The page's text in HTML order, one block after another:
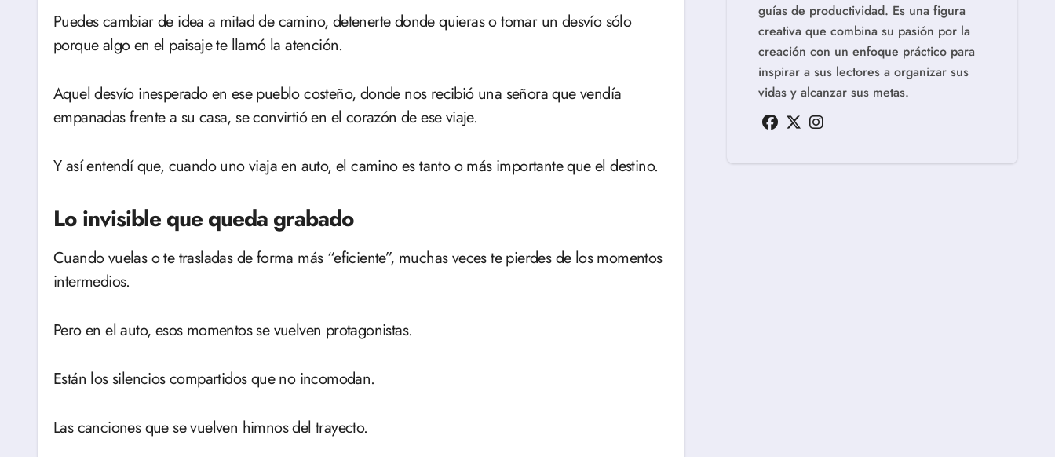
Puedes cambiar de idea a mitad de camino, detenerte donde quieras o tomar un desvío sólo
porque algo en el paisaje te llamó la atención.
Aquel desvío inesperado en ese pueblo costeño, donde nos recibió una señora que vendía
empanadas frente a su casa, se convirtió en el corazón de ese viaje.
Y así entendí que, cuando uno viaja en auto, el camino es tanto o más importante que el destino.
Lo invisible que queda grabado
Cuando vuelas o te trasladas de forma más “eficiente”, muchas veces te pierdes de los momentos
intermedios.
Pero en el auto, esos momentos se vuelven protagonistas.
Están los silencios compartidos que no incomodan.
Las canciones que se vuelven himnos del trayecto.
guías de productividad. Es una figura
creativa que combina su pasión por la
creación con un enfoque práctico para
inspirar a sus lectores a organizar sus
vidas y alcanzar sus metas.